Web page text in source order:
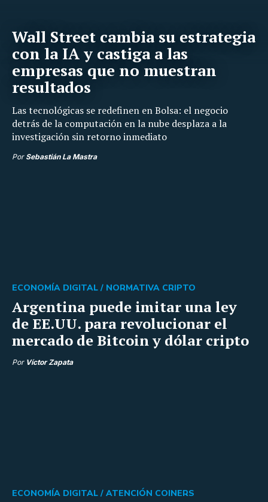
Wall Street cambia su estrategia
con la IA y castiga a las
empresas que no muestran
resultados
Las tecnológicas se redefinen en Bolsa: el negocio
detrás de la computación en la nube desplaza a la
investigación sin retorno inmediato
Por Sebastián La Mastra
Argentina puede imitar una ley
de EE.UU. para revolucionar el
mercado de Bitcoin y dólar cripto
ECONOMÍA DIGITAL / NORMATIVA CRIPTO
Por Víctor Zapata
ECONOMÍA DIGITAL / ATENCIÓN COINERS